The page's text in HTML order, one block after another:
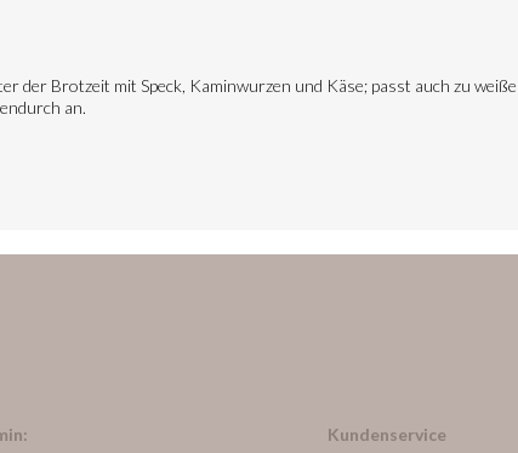
Brotzeit mit Speck, Kaminwurzen und Käse; passt auch zu
an.
Kundenservice